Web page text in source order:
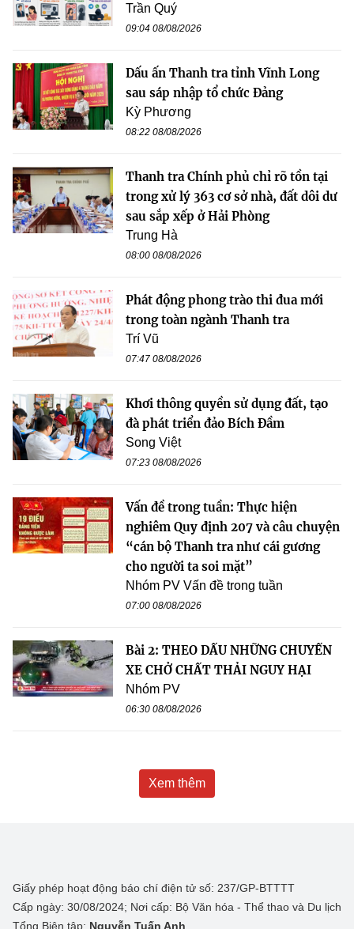
Trần Quý
09:04 08/08/2026
Dấu ấn Thanh tra tỉnh Vĩnh Long
sau sáp nhập tổ chức Đảng
Kỳ Phương
08:22 08/08/2026
Thanh tra Chính phủ chỉ rõ tồn tại
trong xử lý 363 cơ sở nhà, đất dôi dư
sau sắp xếp ở Hải Phòng
Trung Hà
08:00 08/08/2026
Phát động phong trào thi đua mới
trong toàn ngành Thanh tra
Trí Vũ
07:47 08/08/2026
Khơi thông quyền sử dụng đất, tạo
đà phát triển đảo Bích Đầm
Song Việt
07:23 08/08/2026
Vấn đề trong tuần: Thực hiện
nghiêm Quy định 207 và câu chuyện
“cán bộ Thanh tra như cái gương
cho người ta soi mặt”
Nhóm PV Vấn đề trong tuần
07:00 08/08/2026
Bài 2: THEO DẤU NHỮNG CHUYẾN
XE CHỞ CHẤT THẢI NGUY HẠI
Nhóm PV
06:30 08/08/2026
Xem thêm
Giấy phép hoạt động báo chí điện tử số: 237/GP-BTTTT
Cấp ngày: 30/08/2024; Nơi cấp: Bộ Văn hóa - Thể thao và Du lịch
Tổng Biên tập: Nguyễn Tuấn Anh